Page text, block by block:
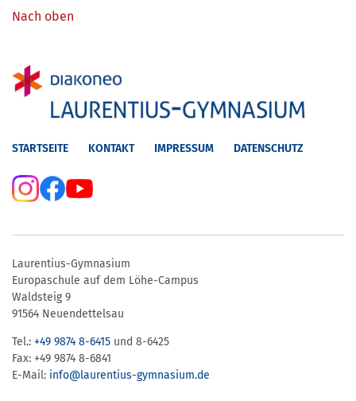
Nach oben
STARTSEITE KONTAKT IMPRESSUM DATENSCHUTZ
Laurentius-Gymnasium
Europaschule auf dem Löhe-Campus
Waldsteig 9
91564 Neuendettelsau
Tel.: +49 9874 8-6415 und 8-6425
Fax: +49 9874 8-6841
E-Mail: info@laurentius-gymnasium.de